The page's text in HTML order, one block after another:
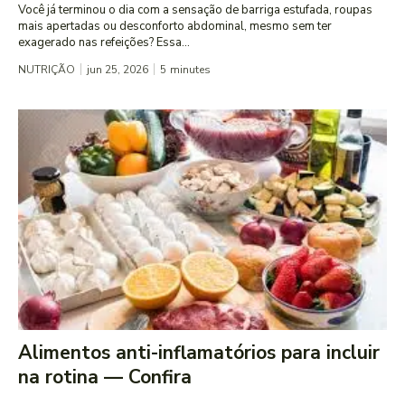
Você já terminou o dia com a sensação de barriga estufada, roupas
mais apertadas ou desconforto abdominal, mesmo sem ter
exagerado nas refeições? Essa...
NUTRIÇÃO jun 25, 2026 5 minutes
Alimentos anti-inflamatórios para incluir
na rotina — Confira